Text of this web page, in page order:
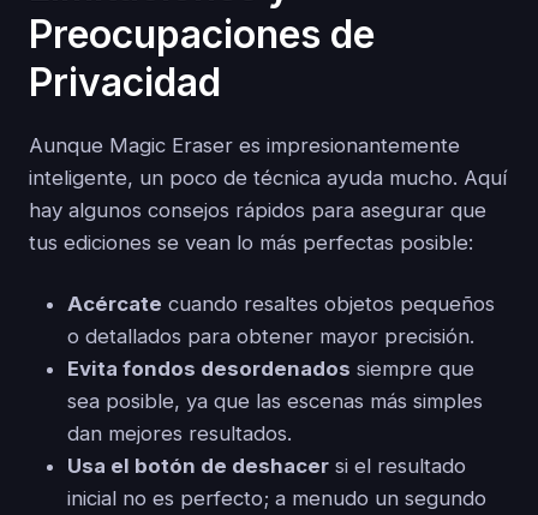
Preocupaciones de
Privacidad
Aunque Magic Eraser es impresionantemente
inteligente, un poco de técnica ayuda mucho. Aquí
hay algunos consejos rápidos para asegurar que
tus ediciones se vean lo más perfectas posible:
Acércate cuando resaltes objetos pequeños
o detallados para obtener mayor precisión.
Evita fondos desordenados siempre que
sea posible, ya que las escenas más simples
dan mejores resultados.
Usa el botón de deshacer si el resultado
inicial no es perfecto; a menudo un segundo